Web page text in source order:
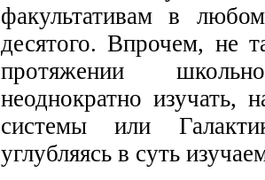
факультативам в
десятого. Впрочем, не
протяжении
неоднократно изучать,
системы или
углубляясь в суть